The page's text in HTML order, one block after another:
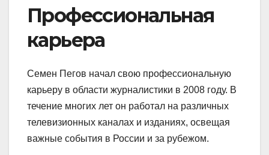
Профессиональная
карьера
Семен Пегов начал свою профессиональную
карьеру в области журналистики в 2008 году. В
течение многих лет он работал на различных
телевизионных каналах и изданиях, освещая
важные события в России и за рубежом.